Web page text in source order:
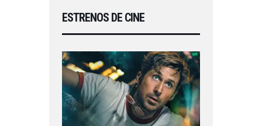
ESTRENOS DE CINE